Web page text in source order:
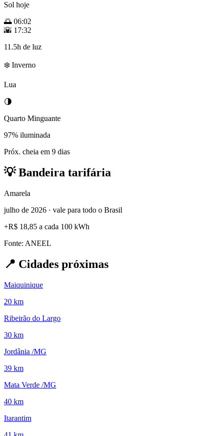
Sol hoje
🌅 06:02
🌇 17:32
11.5h de luz
❄️ Inverno
Lua
🌗
Quarto Minguante
97% iluminada
Próx. cheia em 9 dias
💡Bandeira tarifária
Amarela
julho de 2026 · vale para todo o Brasil
+R$ 18,85 a cada 100 kWh
Fonte: ANEEL
📍 Cidades próximas
Maiquinique
20 km
Ribeirão do Largo
30 km
Jordânia /MG
39 km
Mata Verde /MG
40 km
Itarantim